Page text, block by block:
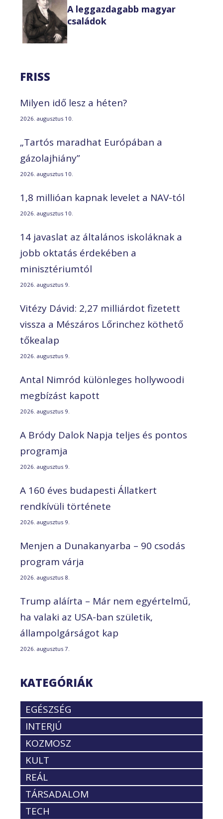
A leggazdagabb magyar
családok
FRISS
Milyen idő lesz a héten?
2026. augusztus 10.
„Tartós maradhat Európában a
gázolajhiány”
2026. augusztus 10.
1,8 millióan kapnak levelet a NAV-tól
2026. augusztus 10.
14 javaslat az általános iskoláknak a
jobb oktatás érdekében a
minisztériumtól
2026. augusztus 9.
Vitézy Dávid: 2,27 milliárdot fizetett
vissza a Mészáros Lőrinchez köthető
tőkealap
2026. augusztus 9.
Antal Nimród különleges hollywoodi
megbízást kapott
2026. augusztus 9.
A Bródy Dalok Napja teljes és pontos
programja
2026. augusztus 9.
A 160 éves budapesti Állatkert
rendkívüli története
2026. augusztus 9.
Menjen a Dunakanyarba – 90 csodás
program várja
2026. augusztus 8.
Trump aláírta – Már nem egyértelmű,
ha valaki az USA-ban születik,
állampolgárságot kap
2026. augusztus 7.
KATEGÓRIÁK
EGÉSZSÉG
INTERJÚ
KOZMOSZ
KULT
REÁL
TÁRSADALOM
TECH